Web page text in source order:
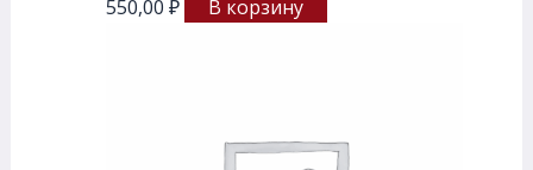
550,00 ₽ В корзину